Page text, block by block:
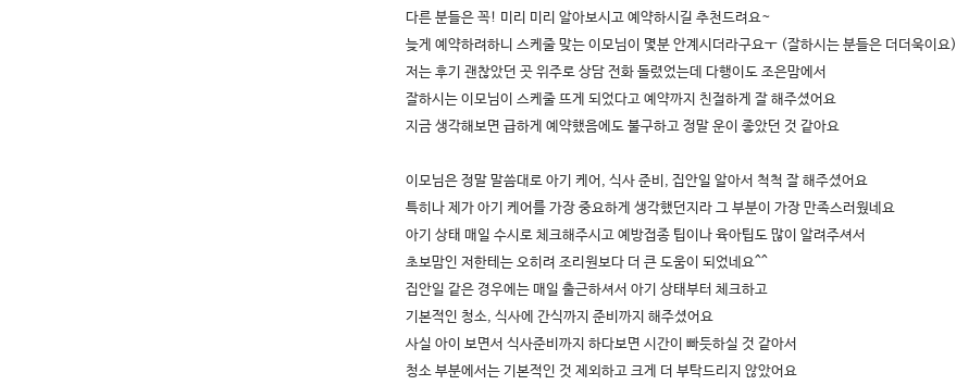
다른 분들은 꼭! 미리 미리 알아보시고 예약하시길 추천드려요~
늦게 예약하려하니 스케줄 맞는 이모님이 몇분 안계시더라구요ㅜ (잘하시는 분들은 더더욱이요)
저는 후기 괜찮았던 곳 위주로 상담 전화 돌렸었는데 다행이도 조은맘에서
잘하시는 이모님이 스케줄 뜨게 되었다고 예약까지 친절하게 잘 해주셨어요
지금 생각해보면 급하게 예약했음에도 불구하고 정말 운이 좋았던 것 같아요
이모님은 정말 말씀대로 아기 케어, 식사 준비, 집안일 알아서 척척 잘 해주셨어요
특히나 제가 아기 케어를 가장 중요하게 생각했던지라 그 부분이 가장 만족스러웠네요
아기 상태 매일 수시로 체크해주시고 예방접종 팁이나 육아팁도 많이 알려주셔서
초보맘인 저한테는 오히려 조리원보다 더 큰 도움이 되었네요^^
집안일 같은 경우에는 매일 출근하셔서 아기 상태부터 체크하고
기본적인 청소, 식사에 간식까지 준비까지 해주셨어요
사실 아이 보면서 식사준비까지 하다보면 시간이 빠듯하실 것 같아서
청소 부분에서는 기본적인 것 제외하고 크게 더 부탁드리지 않았어요